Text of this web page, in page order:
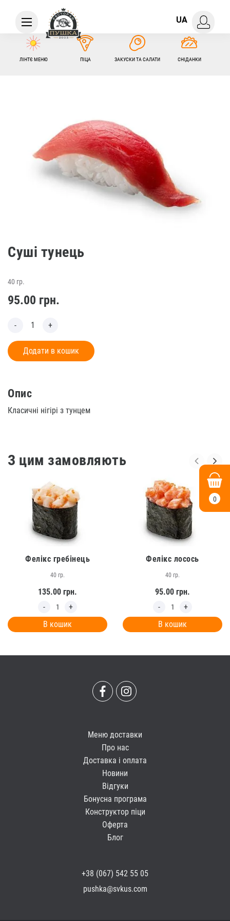
0
UA
ЛІНТЄ МЕНЮ ПІЦА ЗАКУСКИ ТА САЛАТИ СНІДАНКИ
Суші тунець
40 гр.
95.00 грн.
Додати в кошик
Опис
Класичні нігірі з тунцем
З цим замовляють
Фелікс гребінець
40 гр.
135.00 грн.
В кошик
Фелікс лосось
40 гр.
95.00 грн.
В кошик
Меню доставки
Про нас
Доставка і оплата
Новини
Відгуки
Бонусна програма
Конструктор піци
Оферта
Блог
+38 (067) 542 55 05
pushka@svkus.com